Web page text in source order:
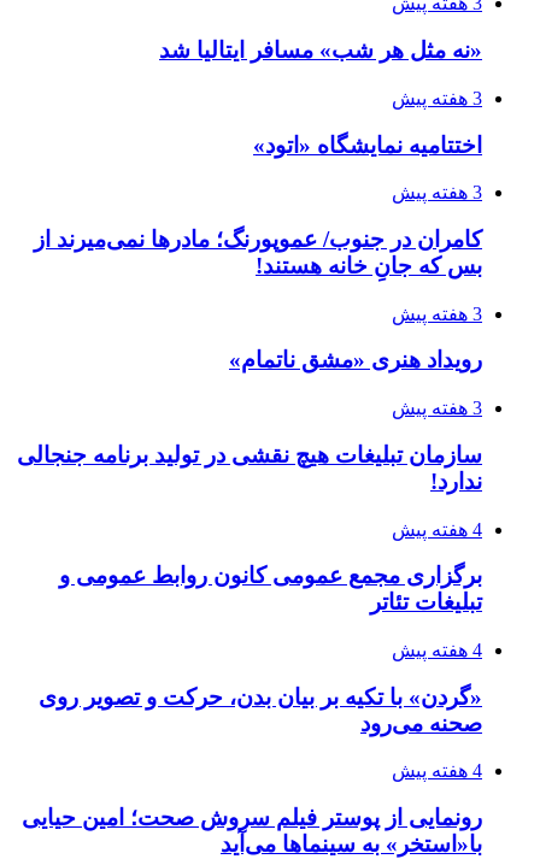
«نه مثل هر شب» مسافر ایتالیا شد
3 هفته پیش
اختتامیه نمایشگاه «اتود»
3 هفته پیش
کامران در جنوب/ عموپورنگ؛ مادرها نمی‌میرند از
بس که جانِ خانه هستند!
3 هفته پیش
رویداد هنری «مشق ناتمام»
3 هفته پیش
سازمان تبلیغات هیچ نقشی در تولید برنامه جنجالی
ندارد!
4 هفته پیش
برگزاری مجمع عمومی کانون روابط عمومی و
تبلیغات تئاتر
4 هفته پیش
«گردن» با تکیه بر بیان بدن، حرکت و تصویر روی
صحنه می‌رود
4 هفته پیش
رونمایی از پوستر فیلم سروش صحت؛ امین حیایی
با«استخر» به سینماها می‌آید